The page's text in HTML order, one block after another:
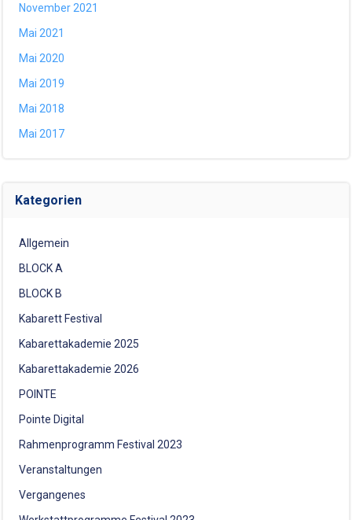
November 2021
Mai 2021
Mai 2020
Mai 2019
Mai 2018
Mai 2017
Kategorien
Allgemein
BLOCK A
BLOCK B
Kabarett Festival
Kabarettakademie 2025
Kabarettakademie 2026
POINTE
Pointe Digital
Rahmenprogramm Festival 2023
Veranstaltungen
Vergangenes